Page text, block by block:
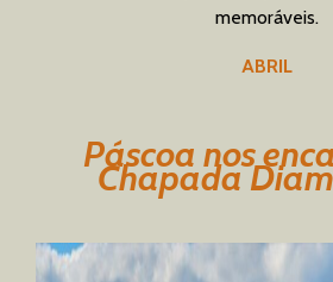
memoráveis.
ABRIL
Páscoa nos
Chapada